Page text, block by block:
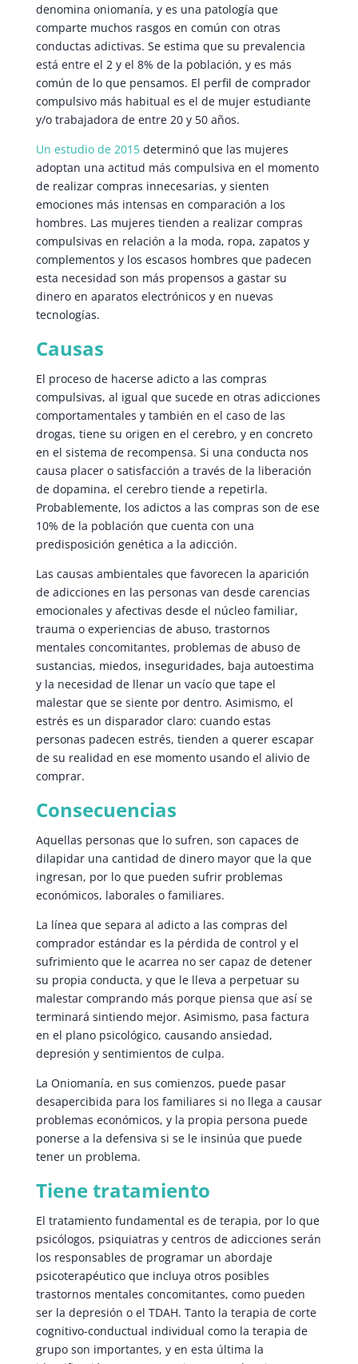
denomina oniomanía, y es una patología que
comparte muchos rasgos en común con otras
conductas adictivas. Se estima que su prevalencia
está entre el 2 y el 8% de la población, y es más
común de lo que pensamos. El perfil de comprador
compulsivo más habitual es el de mujer estudiante
y/o trabajadora de entre 20 y 50 años.
Un estudio de 2015 determinó que las mujeres
adoptan una actitud más compulsiva en el momento
de realizar compras innecesarias, y sienten
emociones más intensas en comparación a los
hombres. Las mujeres tienden a realizar compras
compulsivas en relación a la moda, ropa, zapatos y
complementos y los escasos hombres que padecen
esta necesidad son más propensos a gastar su
dinero en aparatos electrónicos y en nuevas
tecnologías.
Causas
El proceso de hacerse adicto a las compras
compulsivas, al igual que sucede en otras adicciones
comportamentales y también en el caso de las
drogas, tiene su origen en el cerebro, y en concreto
en el sistema de recompensa. Si una conducta nos
causa placer o satisfacción a través de la liberación
de dopamina, el cerebro tiende a repetirla.
Probablemente, los adictos a las compras son de ese
10% de la población que cuenta con una
predisposición genética a la adicción.
Las causas ambientales que favorecen la aparición
de adicciones en las personas van desde carencias
emocionales y afectivas desde el núcleo familiar,
trauma o experiencias de abuso, trastornos
mentales concomitantes, problemas de abuso de
sustancias, miedos, inseguridades, baja autoestima
y la necesidad de llenar un vacío que tape el
malestar que se siente por dentro. Asimismo, el
estrés es un disparador claro: cuando estas
personas padecen estrés, tienden a querer escapar
de su realidad en ese momento usando el alivio de
comprar.
Consecuencias
Aquellas personas que lo sufren, son capaces de
dilapidar una cantidad de dinero mayor que la que
ingresan, por lo que pueden sufrir problemas
económicos, laborales o familiares.
La línea que separa al adicto a las compras del
comprador estándar es la pérdida de control y el
sufrimiento que le acarrea no ser capaz de detener
su propia conducta, y que le lleva a perpetuar su
malestar comprando más porque piensa que así se
terminará sintiendo mejor. Asimismo, pasa factura
en el plano psicológico, causando ansiedad,
depresión y sentimientos de culpa.
La Oniomanía, en sus comienzos, puede pasar
desapercibida para los familiares si no llega a causar
problemas económicos, y la propia persona puede
ponerse a la defensiva si se le insinúa que puede
tener un problema.
Tiene tratamiento
El tratamiento fundamental es de terapia, por lo que
psicólogos, psiquiatras y centros de adicciones serán
los responsables de programar un abordaje
psicoterapéutico que incluya otros posibles
trastornos mentales concomitantes, como pueden
ser la depresión o el TDAH. Tanto la terapia de corte
cognitivo-conductual individual como la terapia de
grupo son importantes, y en esta última la